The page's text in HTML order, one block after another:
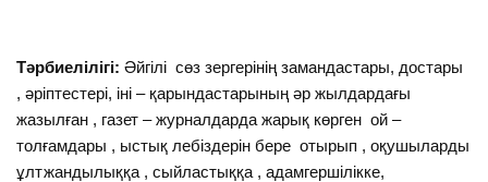
Тәрбиелілігі: Әйгілі сөз зергерінің замандастары, достары
, әріптестері, іні – қарындастарының әр жылдардағы
жазылған , газет – журналдарда жарық көрген ой –
толғамдары , ыстық лебіздерін бере отырып , оқушыларды
ұлтжандылыққа , сыйластыққа , адамгершілікке,